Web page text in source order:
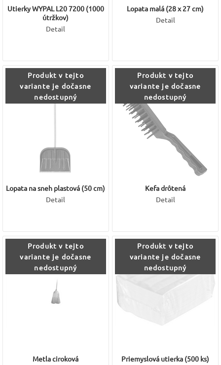
Utierky WYPAL L20 7200 (1000
útržkov)
Detail
Lopata malá (28 x 27 cm)
Detail
Produkt v tejto
variante je dočasne
nedostupný
Lopata na sneh plastová (50 cm)
Detail
Produkt v tejto
variante je dočasne
nedostupný
Kefa drôtená
Detail
Produkt v tejto
variante je dočasne
nedostupný
Metla ciroková
Produkt v tejto
variante je dočasne
nedostupný
Priemyslová utierka (500 ks)